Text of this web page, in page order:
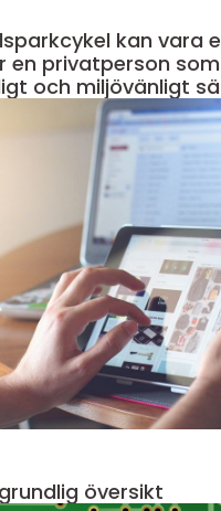
kan vara
en privatperson
och miljövänligt
översikt